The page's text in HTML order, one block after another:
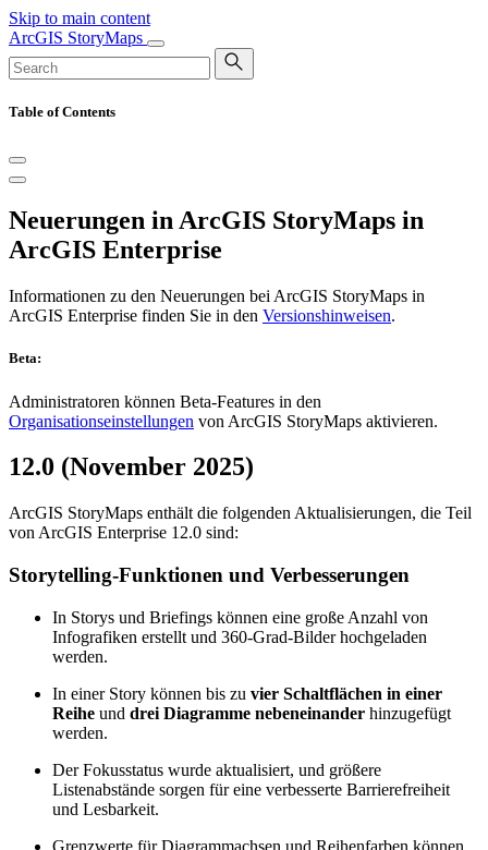
Skip to main content
ArcGIS StoryMaps
Table of Contents
Neuerungen in ArcGIS StoryMaps in
ArcGIS Enterprise
Informationen zu den Neuerungen bei ArcGIS StoryMaps in
ArcGIS Enterprise finden Sie in den Versionshinweisen.
Beta:
Administratoren können Beta-Features in den
Organisationseinstellungen von ArcGIS StoryMaps aktivieren.
12.0 (November 2025)
ArcGIS StoryMaps enthält die folgenden Aktualisierungen, die Teil
von ArcGIS Enterprise 12.0 sind:
Storytelling-Funktionen und Verbesserungen
In Storys und Briefings können eine große Anzahl von
Infografiken erstellt und 360-Grad-Bilder hochgeladen
werden.
In einer Story können bis zu vier Schaltflächen in einer
Reihe und drei Diagramme nebeneinander hinzugefügt
werden.
Der Fokusstatus wurde aktualisiert, und größere
Listenabstände sorgen für eine verbesserte Barrierefreiheit
und Lesbarkeit.
Grenzwerte für Diagrammachsen und Reihenfarben können